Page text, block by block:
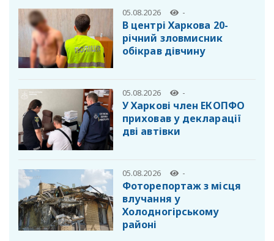
05.08.2026 -
В центрі Харкова 20-
річний зловмисник
обікрав дівчину
05.08.2026 -
У Харкові член ЕКОПФО
приховав у декларації
дві автівки
05.08.2026 -
Фоторепортаж з місця
влучання у
Холодногірському
районі